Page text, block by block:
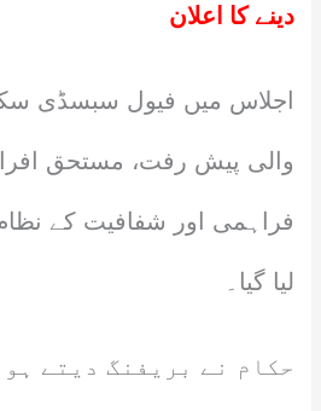
دینے کا اعلان
اجلاس میں فیول سبسڈی
والی پیش رفت، مستحق
فراہمی اور شفافیت کے
لیا گیا۔
حکام نے بریفنگ دیتے